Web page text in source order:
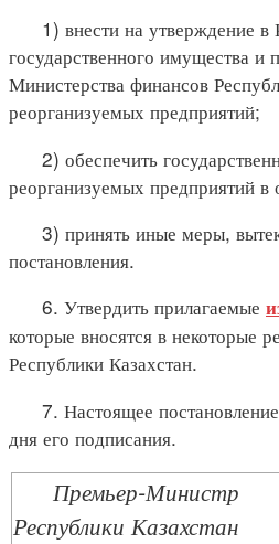
1) внести на утверждение в
государственного имущества и
Министерства финансов
реорганизуемых предприятий;
2) обеспечить
реорганизуемых предприятий в
3) принять иные меры,
постановления.
6. Утвердить прилагаемые
которые вносятся в некоторые
Республики Казахстан.
7. Настоящее постановление
дня его подписания.
Премьер-Министр
Республики Казахстан